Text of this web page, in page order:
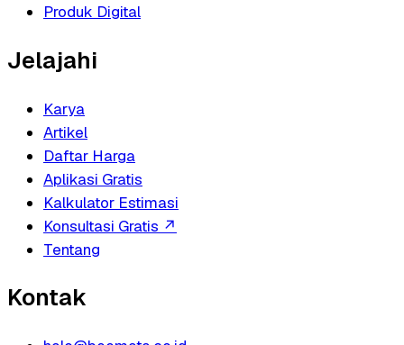
Produk Digital
Jelajahi
Karya
Artikel
Daftar Harga
Aplikasi Gratis
Kalkulator Estimasi
Konsultasi Gratis ↗
Tentang
Kontak